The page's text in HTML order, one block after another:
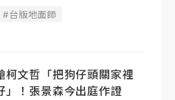
#台版地面師
柯文哲「把狗仔頭關家裡
」！張景森今出庭作證